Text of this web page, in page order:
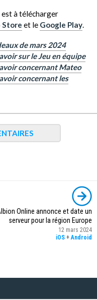
est à télécharger
Store et le Google Play.
de mars 2024
sur le Jeu en équipe
concernant Mateo
concernant les
Online annonce et date un
serveur pour la région Europe
12 mars 2024
iOS +Android